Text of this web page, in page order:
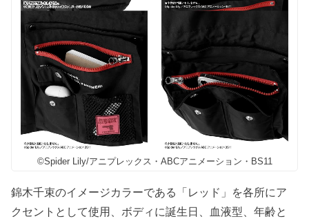
©Spider Lily/アニプレックス・ABCアニメーション・BS11
錦木千束のイメージカラーである「レッド」を各所にア
クセントとして使用、ボディに誕生日、血液型、年齢と